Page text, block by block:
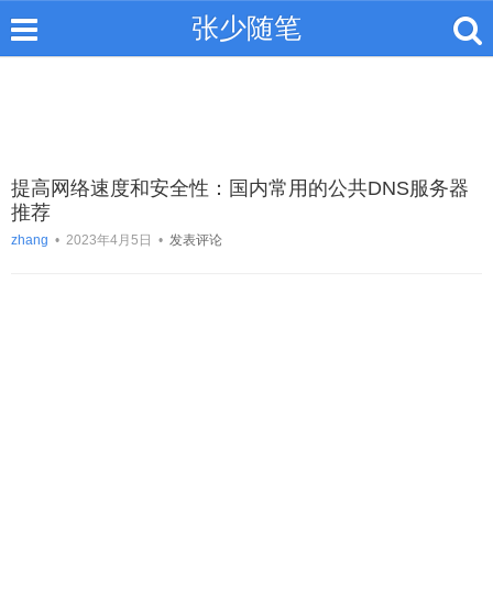
张少随笔
提高网络速度和安全性：国内常用的公共DNS服务器
推荐
zhang • 2023年4月5日 • 发表评论